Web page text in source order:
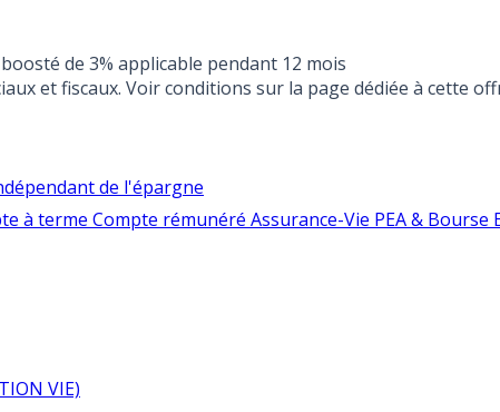
de 3% applicable pendant 12 mois
et fiscaux. Voir conditions sur la page dédiée à cette
de l'épargne
à terme Compte rémunéré Assurance-Vie PEA & Bourse
VIE)